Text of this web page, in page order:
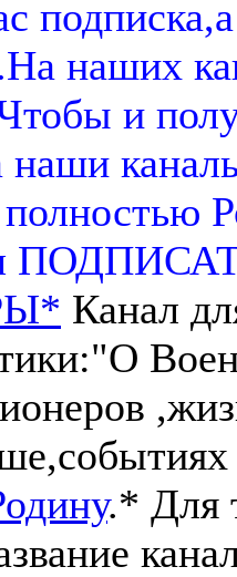
наших
и
наши
Канал
.* Для